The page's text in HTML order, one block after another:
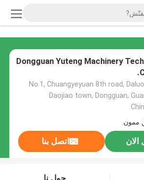
Dongguan Yuteng Machinery
No.1, Chuangyeyuan 8th road,
Daojiao town, Dongguan,
ممون
الان اتصل بنا